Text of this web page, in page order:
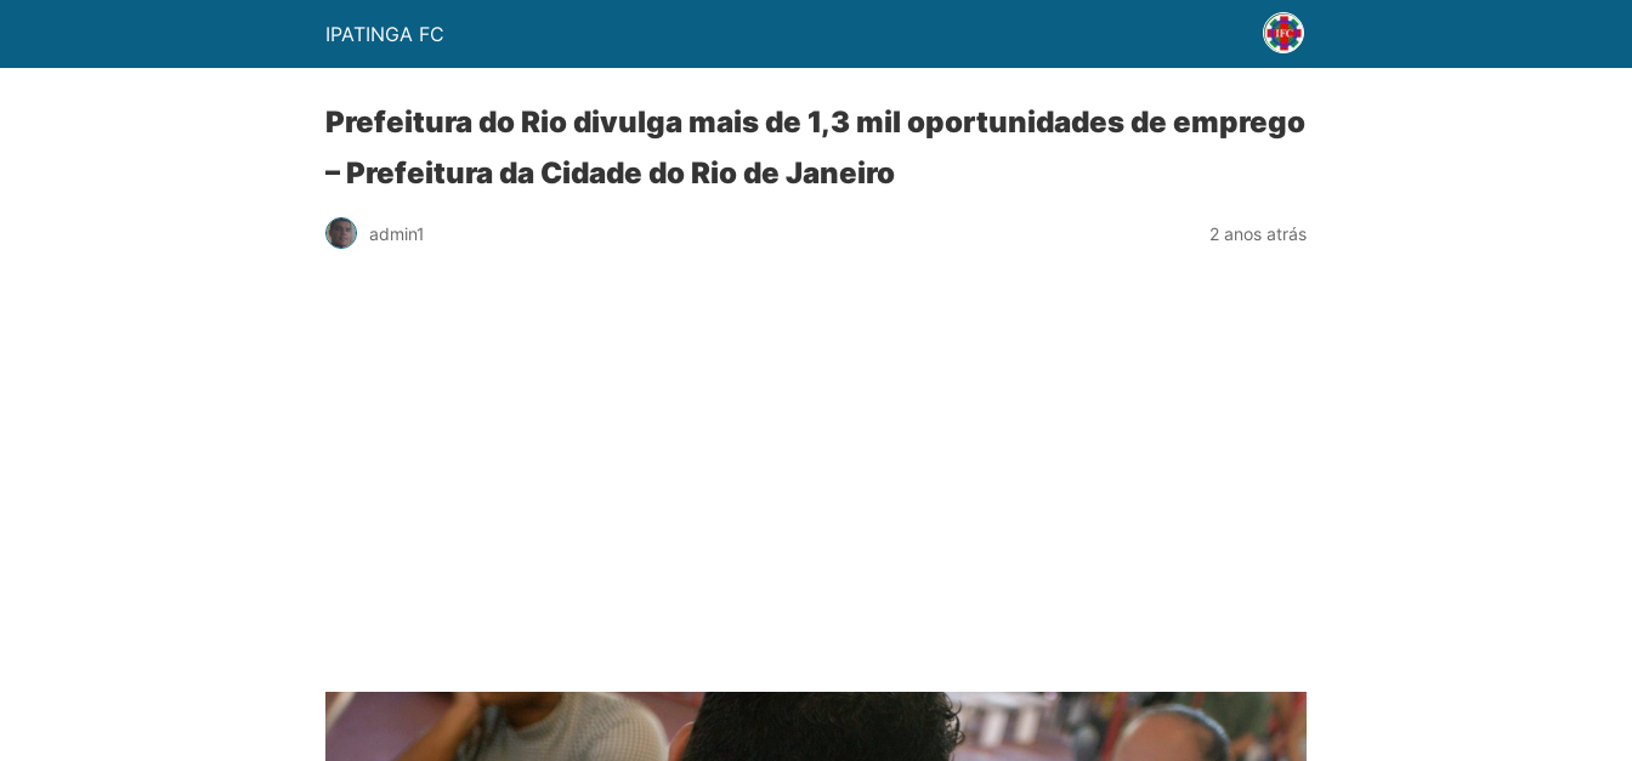
IPATINGA FC
Prefeitura do Rio divulga mais de 1,3 mil oportunidades de emprego
– Prefeitura da Cidade do Rio de Janeiro
admin1 2 anos atrás